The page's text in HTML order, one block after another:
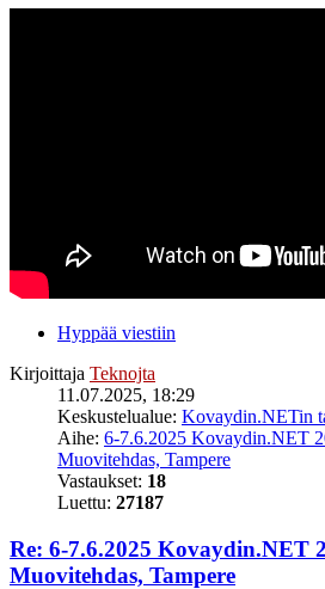
Hyppää viestiin
Kirjoittaja Teknojta
11.07.2025, 18:29
Keskustelualue: Kovaydin.NETin
Aihe: 6-7.6.2025 Kovaydin.NET
Muovitehdas, Tampere
Vastaukset: 18
Luettu: 27187
Re: 6-7.6.2025 Kovaydin.NET
Muovitehdas, Tampere